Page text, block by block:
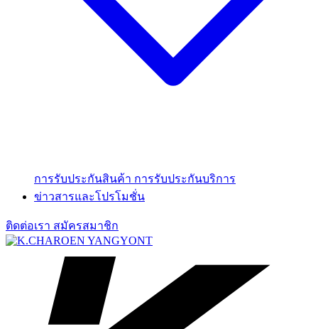
การรับประกันสินค้า การรับประกันบริการ
ข่าวสารและโปรโมชั่น
ติดต่อเรา สมัครสมาชิก